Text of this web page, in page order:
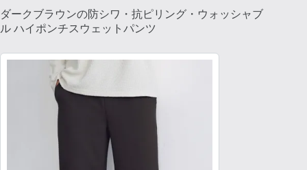
ダークブラウンの防シワ・抗ピリング・ウォッシャブ
ル ハイポンチスウェットパンツ